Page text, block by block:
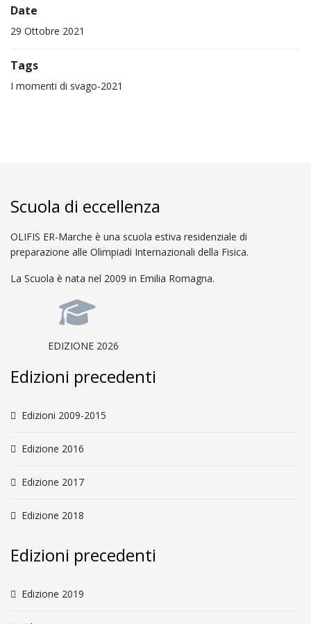
Date
29 Ottobre 2021
Tags
I momenti di svago-2021
Scuola di eccellenza
OLIFIS ER-Marche è una scuola estiva residenziale di
preparazione alle Olimpiadi Internazionali della Fisica.
La Scuola è nata nel 2009 in Emilia Romagna.
EDIZIONE 2026
Edizioni precedenti
Edizioni 2009-2015
Edizione 2016
Edizione 2017
Edizione 2018
Edizioni precedenti
Edizione 2019